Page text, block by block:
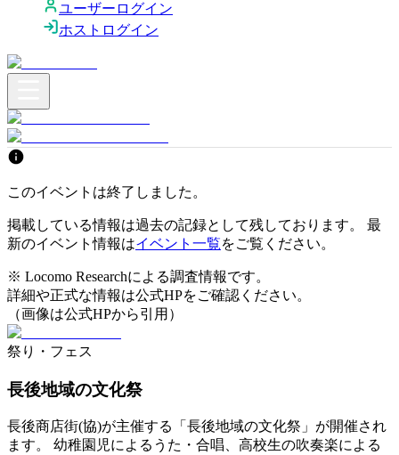
ユーザーログイン
ホストログイン
このイベントは終了しました。
掲載している情報は過去の記録として残しております。 最
新のイベント情報はイベント一覧をご覧ください。
※ Locomo Researchによる調査情報です。
詳細や正式な情報は公式HPをご確認ください。
（画像は公式HPから引用）
祭り・フェス
長後地域の文化祭
長後商店街(協)が主催する「長後地域の文化祭」が開催され
ます。 幼稚園児によるうた・合唱、高校生の吹奏楽による